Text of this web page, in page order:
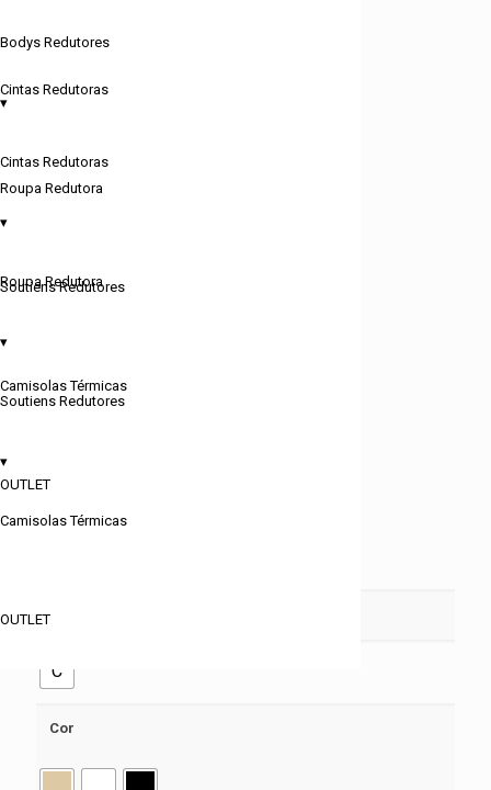
Bodys Redutores
▾
Cintas Redutoras
▾
Roupa Redutora
▾
Soutiens Redutores
▾
Camisolas Térmicas
OUTLET
Cintas Redutoras
Roupa Redutora
Soutiens Redutores
Camisolas Térmicas
OUTLET
Copas
C
Cor